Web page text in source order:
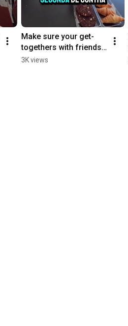
Make sure your get-
togethers with friends
always start with this
3K views